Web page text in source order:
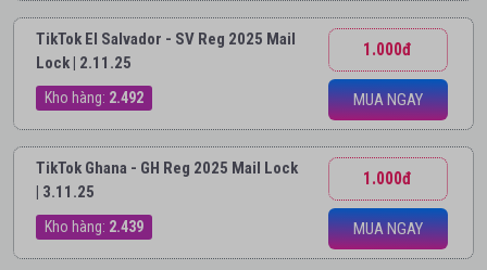
TikTok El Salvador - SV Reg 2025 Mail
Lock | 2.11.25
Kho hàng: 2.492
1.000đ
MUA NGAY
TikTok Ghana - GH Reg 2025 Mail Lock
| 3.11.25
Kho hàng: 2.439
1.000đ
MUA NGAY